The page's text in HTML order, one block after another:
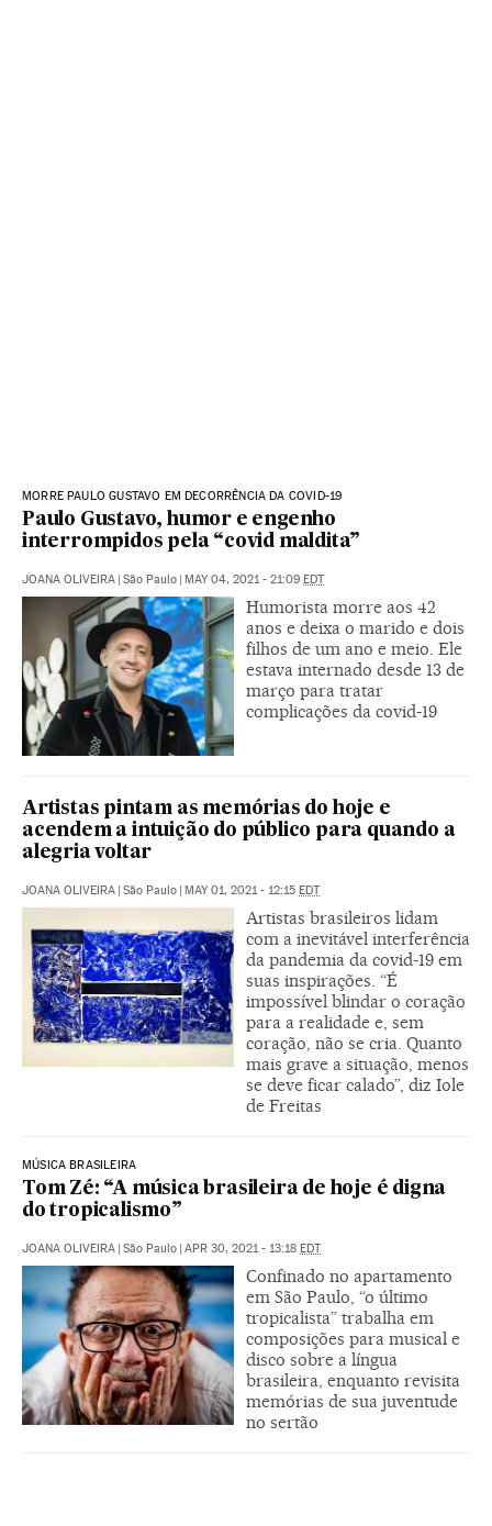
MORRE PAULO GUSTAVO EM DECORRÊNCIA DA COVID-19
Paulo Gustavo, humor e engenho
interrompidos pela “covid maldita”
JOANA OLIVEIRA | São Paulo | MAY 04, 2021 - 21:09 EDT
Humorista morre aos 42
anos e deixa o marido e dois
filhos de um ano e meio. Ele
estava internado desde 13 de
março para tratar
complicações da covid-19
Artistas pintam as memórias do hoje e
acendem a intuição do público para quando a
alegria voltar
JOANA OLIVEIRA | São Paulo | MAY 01, 2021 - 12:15 EDT
Artistas brasileiros lidam
com a inevitável interferência
da pandemia da covid-19 em
suas inspirações. “É
impossível blindar o coração
para a realidade e, sem
coração, não se cria. Quanto
mais grave a situação, menos
se deve ficar calado”, diz Iole
de Freitas
MÚSICA BRASILEIRA
Tom Zé: “A música brasileira de hoje é digna
do tropicalismo”
JOANA OLIVEIRA | São Paulo | APR 30, 2021 - 13:18 EDT
Confinado no apartamento
em São Paulo, “o último
tropicalista” trabalha em
composições para musical e
disco sobre a língua
brasileira, enquanto revisita
memórias de sua juventude
no sertão